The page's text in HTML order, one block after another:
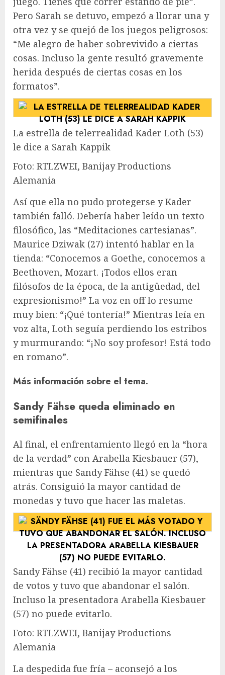
Pero Sarah se detuvo, empezó a llorar una y
otra vez y se quejó de los juegos peligrosos:
“Me alegro de haber sobrevivido a ciertas
cosas. Incluso la gente resultó gravemente
herida después de ciertas cosas en los
formatos”.
La estrella de telerrealidad Kader Loth (53)
le dice a Sarah Kappik
Foto: RTLZWEI, Banijay Productions
Alemania
Así que ella no pudo protegerse y Kader
también falló. Debería haber leído un texto
filosófico, las “Meditaciones cartesianas”.
Maurice Dziwak (27) intentó hablar en la
tienda: “Conocemos a Goethe, conocemos a
Beethoven, Mozart. ¡Todos ellos eran
filósofos de la época, de la antigüedad, del
expresionismo!” La voz en off lo resume
muy bien: “¡Qué tontería!” Mientras leía en
voz alta, Loth seguía perdiendo los estribos
y murmurando: “¡No soy profesor! Está todo
en romano”.
Más información sobre el tema.
Sandy Fähse queda eliminado en
semifinales
Al final, el enfrentamiento llegó en la “hora
de la verdad” con Arabella Kiesbauer (57),
mientras que Sandy Fähse (41) se quedó
atrás. Consiguió la mayor cantidad de
monedas y tuvo que hacer las maletas.
Sandy Fähse (41) recibió la mayor cantidad
de votos y tuvo que abandonar el salón.
Incluso la presentadora Arabella Kiesbauer
(57) no puede evitarlo.
Foto: RTLZWEI, Banijay Productions
Alemania
La despedida fue fría – aconsejó a los